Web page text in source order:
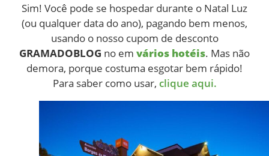
Sim! Você pode se hospedar durante o Natal Luz
(ou qualquer data do ano), pagando bem menos,
usando o nosso cupom de desconto
GRAMADOBLOG no em vários hotéis. Mas não
demora, porque costuma esgotar bem rápido!
Para saber como usar, clique aqui.